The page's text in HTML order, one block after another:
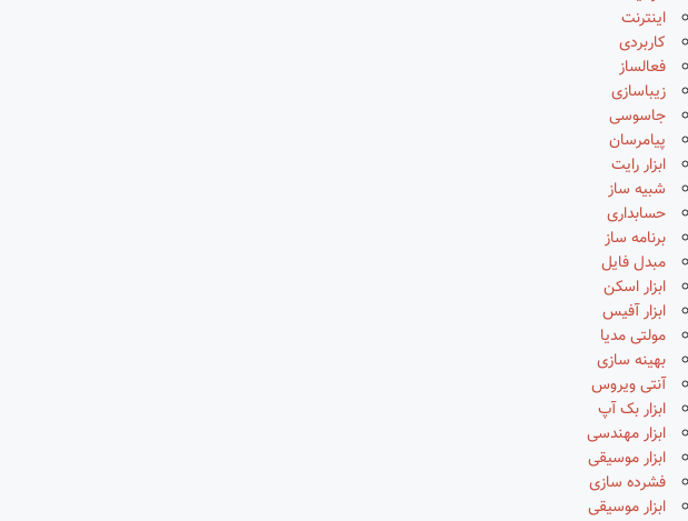
اینترنت
کاربردی
فعالساز
زیباسازی
جاسوسی
پیامرسان
ابزار رایت
شبیه ساز
حسابداری
برنامه ساز
مبدل فایل
ابزار اسکن
ابزار آفیس
مولتی مدیا
بهینه سازی
آنتی ویروس
ابزار بک آپ
ابزار مهندسی
ابزار موسیقی
فشرده سازی
ابزار موسیقی